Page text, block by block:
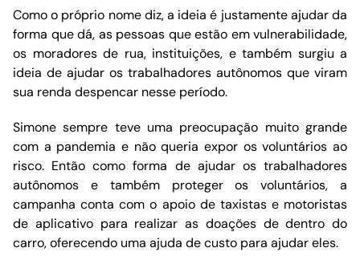
Como o próprio nome diz, a ideia é justamente ajudar da
forma que dá, as pessoas que estão em vulnerabilidade,
os moradores de rua, instituições, e também surgiu a
ideia de ajudar os trabalhadores autônomos que viram
sua renda despencar nesse período.
Simone sempre teve uma preocupação muito grande
com a pandemia e não queria expor os voluntários ao
risco. Então como forma de ajudar os trabalhadores
autônomos e também proteger os voluntários, a
campanha conta com o apoio de taxistas e motoristas
de aplicativo para realizar as doações de dentro do
carro, oferecendo uma ajuda de custo para ajudar eles.